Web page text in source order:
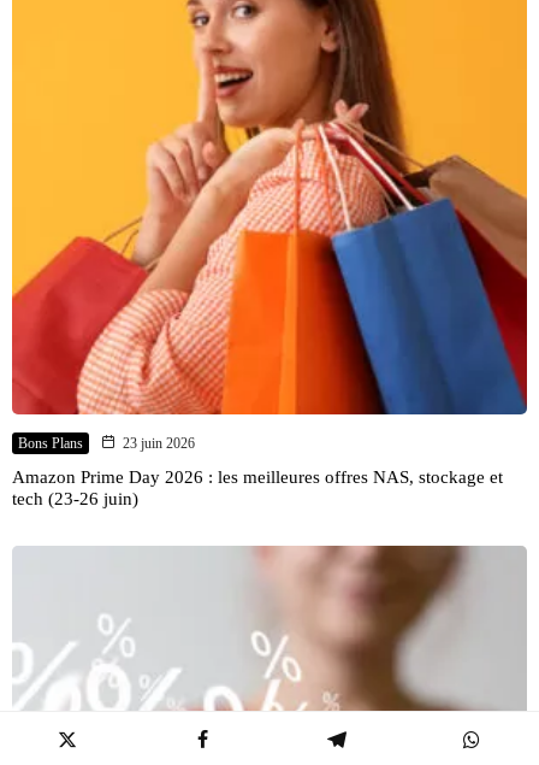
Bons Plans 23 juin 2026
Amazon Prime Day 2026 : les meilleures offres NAS, stockage et
tech (23-26 juin)